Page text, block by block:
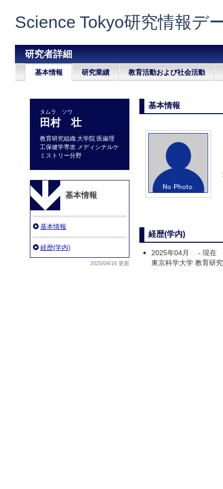
Science Tokyo研究情報デ
研究者詳細
基本情報 研究業績 教育活動および社会活動
タムラ ソウ
田村 壮
教育研究組織 大学院 医歯理
工保健学専攻 メディシナルケ
ミストリー分野
基本情報
基本情報
経歴(学内)
2025/04/16 更新
基本情報
経歴(学内)
2025年04月 - 現在
東京科学大学 教育研